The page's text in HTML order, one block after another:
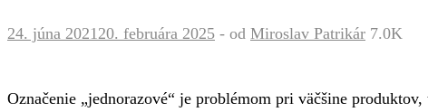
24. júna 2021 20. februára 2025 - od Miroslav Patrikár 7.0K
Označenie „jednorazové“ je problémom pri väčšine